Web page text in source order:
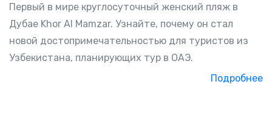
Первый в мире круглосуточный женский пляж в
Дубае Khor Al Mamzar. Узнайте, почему он стал
новой достопримечательностью для туристов из
Узбекистана, планирующих тур в ОАЭ.
Подробнее